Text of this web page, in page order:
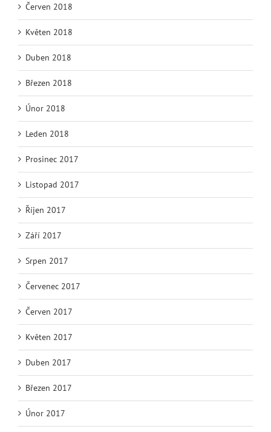
Červen 2018
Květen 2018
Duben 2018
Březen 2018
Únor 2018
Leden 2018
Prosinec 2017
Listopad 2017
Říjen 2017
Září 2017
Srpen 2017
Červenec 2017
Červen 2017
Květen 2017
Duben 2017
Březen 2017
Únor 2017